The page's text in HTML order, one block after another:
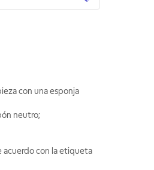
con una esponja
neutro;
acuerdo con la etiqueta